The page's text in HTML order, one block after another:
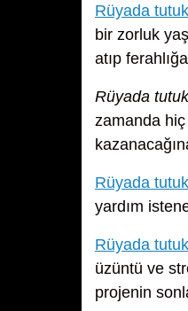
Rüyada
bir zorluk
atıp
Rüyada
zamanda
Rüyada
yardım
Rüyada
üzüntü ve
projenin